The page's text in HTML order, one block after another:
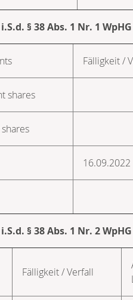
§ 38 Abs. 1 Nr. 1 WpHG
Fälligkeit /
shares
16.09.2022
§ 38 Abs. 1 Nr. 2 WpHG
Fälligkeit / Verfall